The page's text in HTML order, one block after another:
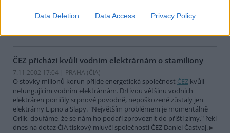
Data Deletion Data Access Privacy Policy
srpen 2002 vzrostl počet zákazníků v kategorii domácnost a
maloodběr v průměru o 100 měsíčně. Pro ČIA to uvedl tiskový
ČEZ přichází kvůli vodním elektrárnám o stamiliony
7.11.2002 17:04 | PRAHA (ČIA)
O stovky milionů korun přijde energetická společnost ČEZ kvůli
nefungujícím vodním elektrárnám. Drtivou většinu vodních
elektráren poničily srpnové povodně, nepoškozené zůstaly jen
elektrárny Lipno a Slapy. "Největším problémem je momentálně
Orlík, doufáme, že se nám ho podaří zprovoznit do příští zimy," řekl
dnes na dotaz ČIA tiskový mluvčí společnosti ČEZ Daniel Častvaj.